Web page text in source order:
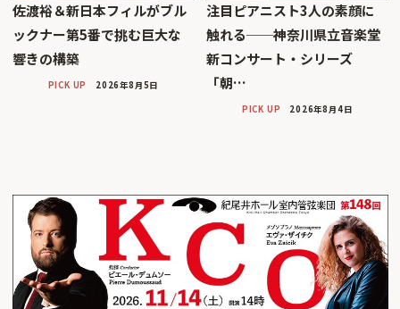
佐渡裕＆新日本フィルがブル
ックナー第5番で挑む巨大な
響きの構築
PICK UP 2026年8月5日
注目ピアニスト3人の素顔に
触れる──神奈川県立音楽堂
新コンサート・シリーズ
「朝…
PICK UP 2026年8月4日